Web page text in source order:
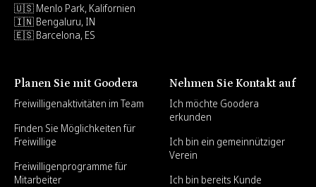
🇺🇸 Menlo Park, Kalifornien
🇮🇳 Bengaluru, IN
🇪🇸 Barcelona, ES
Planen Sie mit Goodera
Freiwilligenaktivitäten im Team
Finden Sie Möglichkeiten für
Freiwillige
Freiwilligenprogramme für
Mitarbeiter
Nehmen Sie Kontakt auf
Ich möchte Goodera
erkunden
Ich bin ein gemeinnütziger
Verein
Ich bin bereits Kunde